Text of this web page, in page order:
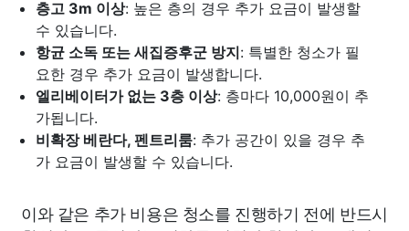
층고 3m 이상: 높은 층의 경우 추가 요금이 발생할
수 있습니다.
항균 소독 또는 새집증후군 방지: 특별한 청소가 필
요한 경우 추가 요금이 발생합니다.
엘리베이터가 없는 3층 이상: 층마다 10,000원이 추
가됩니다.
비확장 베란다, 펜트리룸: 추가 공간이 있을 경우 추
가 요금이 발생할 수 있습니다.
이와 같은 추가 비용은 청소를 진행하기 전에 반드시